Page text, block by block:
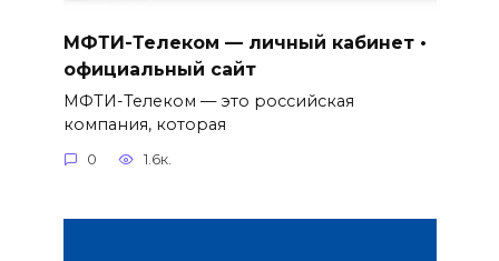
МФТИ-Телеком — личный кабинет •
официальный сайт
МФТИ-Телеком — это российская
компания, которая
0 1.6к.